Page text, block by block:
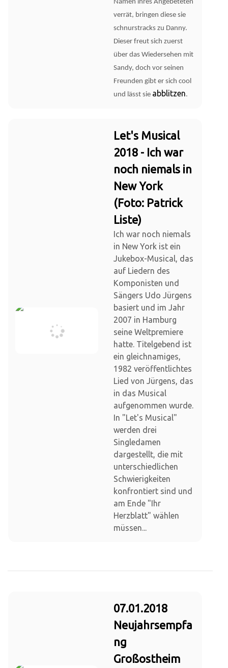
Namen ihres Angebeteten
verrät, bringen diese sie
schnurstracks zu Danny.
Dieser freut sich zuerst
über das Wiedersehen mit
Sandy, doch vor seinen
Freunden gibt er sich cool
und lässt sie abblitzen.
Let's Musical
2018 - Ich war
noch niemals in
New York
(Foto: Patrick
Liste)
Ich war noch niemals
in New York ist ein
Jukebox-Musical, das
auf Liedern des
Komponisten und
Sängers Udo Jürgens
basiert und im Jahr
2007 in Hamburg
seine Weltpremiere
hatte. Titelgebend ist
ein gleichnamiges,
1982 veröffentlichtes
Lied von Jürgens, das
in das Musical
aufgenommen wurde.
In "Let's Musical"
werden drei
Singledamen
dargestellt, die mit
unterschiedlichen
Schwierigkeiten
konfrontiert sind und
am Ende "Ihr
Herzblatt" wählen
müssen...
07.01.2018
Neujahrsempfa
ng
Großostheim